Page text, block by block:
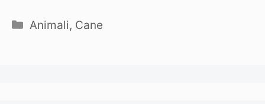
Categorie
Animali, Cane